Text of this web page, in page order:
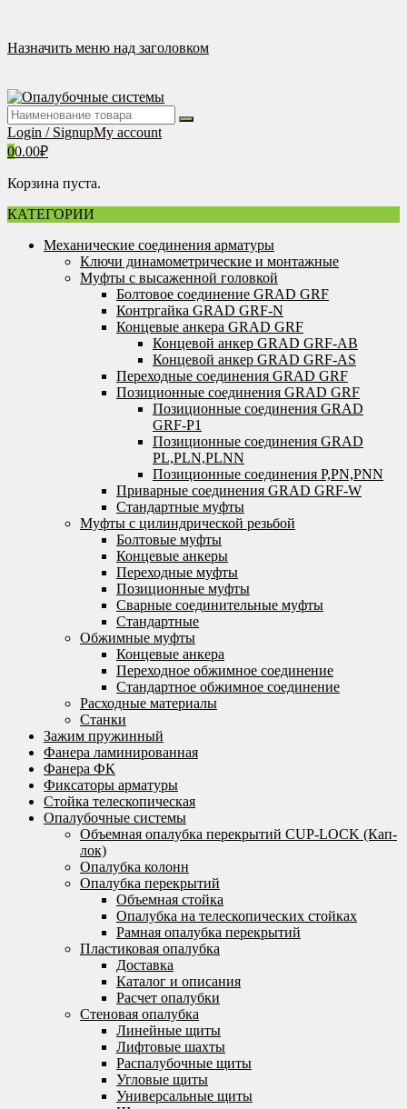
содержимому
Назначить меню над заголовком
Login / SignupMy account
00.00₽
Корзина пуста.
КАТЕГОРИИ
Механические соединения арматуры
Ключи динамометрические и монтажные
Муфты с высаженной головкой
Болтовое соединение GRAD GRF
Контргайка GRAD GRF-N
Концевые анкера GRAD GRF
Концевой анкер GRAD GRF-AB
Концевой анкер GRAD GRF-AS
Переходные соединения GRAD GRF
Позиционные соединения GRAD GRF
Позиционные соединения GRAD
GRF-P1
Позиционные соединения GRAD
PL,PLN,PLNN
Позиционные соединения P,PN,PNN
Приварные соединения GRAD GRF-W
Стандартные муфты
Муфты с цилиндрической резьбой
Болтовые муфты
Концевые анкеры
Переходные муфты
Позиционные муфты
Сварные соединительные муфты
Стандартные
Обжимные муфты
Концевые анкера
Переходное обжимное соединение
Стандартное обжимное соединение
Расходные материалы
Станки
Зажим пружинный
Фанера ламинированная
Фанера ФК
Фиксаторы арматуры
Стойка телескопическая
Опалубочные системы
Объемная опалубка перекрытий CUP-LOCK (Кап-
лок)
Опалубка колонн
Опалубка перекрытий
Объемная стойка
Опалубка на телескопических стойках
Рамная опалубка перекрытий
Пластиковая опалубка
Доставка
Каталог и описания
Расчет опалубки
Стеновая опалубка
Линейные щиты
Лифтовые шахты
Распалубочные щиты
Угловые щиты
Универсальные щиты